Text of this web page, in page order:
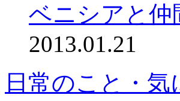
ベニシアと仲
2013.01.21
日常のこと・